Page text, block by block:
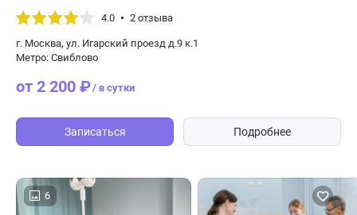
4.0 2 отзыва
г. Москва, ул. Игарский проезд д.9 к.1
Метро: Свиблово
от 2 200 ₽/ в сутки
Записаться Подробнее
6